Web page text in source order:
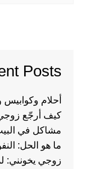
Posts
أحلام
كيف أرجّع زوجي
مشاكل في البيت بدون
ما هو الحل:
زوجي يخونني: